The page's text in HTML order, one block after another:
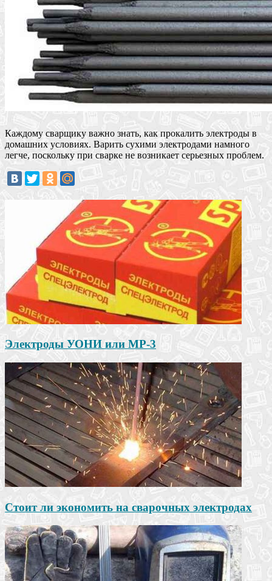
Каждому сварщику важно знать, как прокалить электроды в
домашних условиях. Варить сухими электродами намного
легче, поскольку при сварке не возникает серьезных проблем.
Электроды УОНИ или МР-3
Стоит ли экономить на сварочных электродах